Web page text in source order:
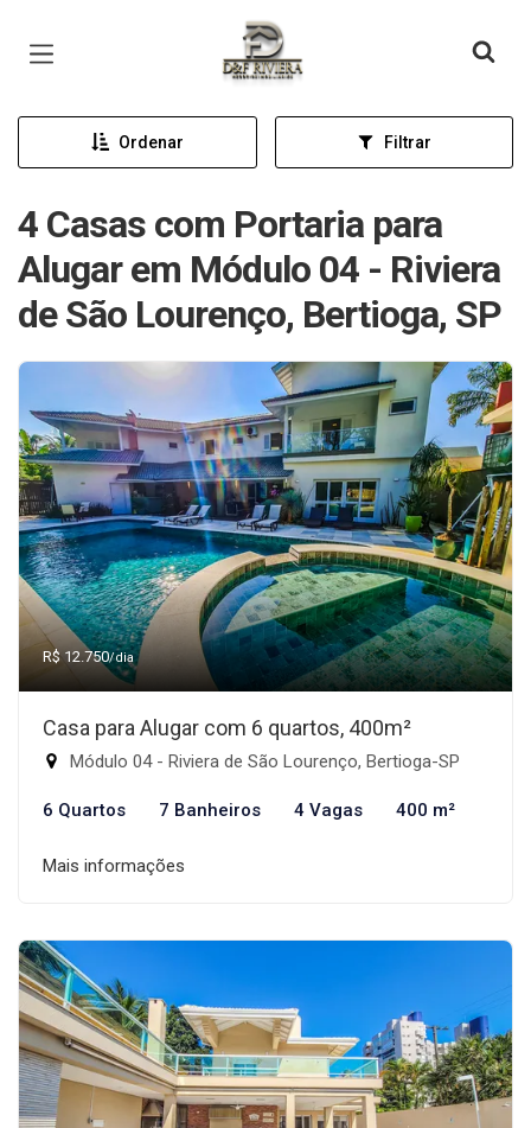
Página inicial
Ordenar Filtrar
4 Casas com Portaria para
Alugar em Módulo 04 - Riviera
de São Lourenço, Bertioga, SP
R$ 12.750/dia
Casa para Alugar com 6 quartos, 400m²
Módulo 04 - Riviera de São Lourenço, Bertioga-SP
6 Quartos 7 Banheiros 4 Vagas 400 m²
Mais informações